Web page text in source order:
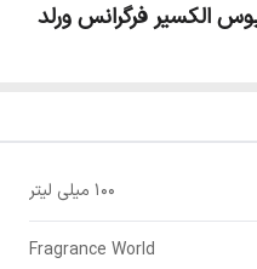
الکسیر فرگرانس ورلد
100 میلی لیتر
Fragrance World